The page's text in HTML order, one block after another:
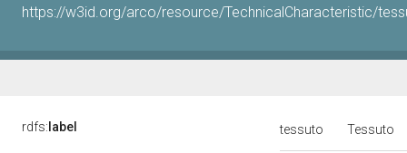
https://w3id.org/arco/resource/TechnicalCharacteristic/
rdfs: label tessuto Tessuto